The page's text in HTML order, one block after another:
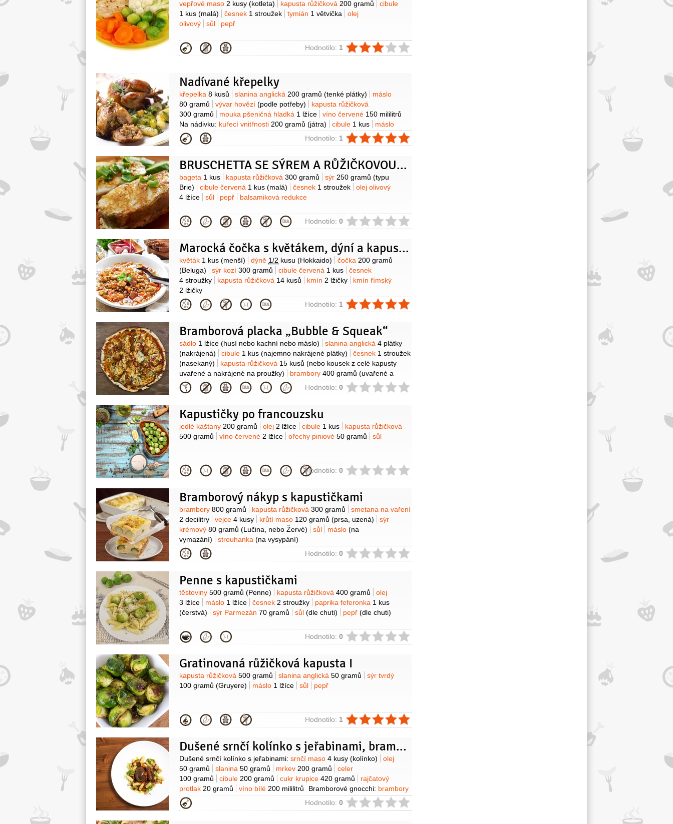
Suroviny
vepřové maso 2 kusy (kotleta) kapusta růžičková 200 gramů
cibule
1 kus (malá) česnek 1 stroužek tymián 1 větvička
olej
olivový
sůl pepř
Kategorie Hodnotilo: 1
Nadívané křepelky
Suroviny
křepelka 8 kusů slanina anglická 200 gramů (tenké plátky)
máslo
80 gramů
vývar hovězí (podle potřeby)
kapusta růžičková
300 gramů
mouka pšeničná hladká 1 lžíce víno červené 150 mililitrů
Na nádivku: kuřecí vnitřnosti 200 gramů (játra) cibule 1 kus
máslo
30 gramů
mléko
250 mililitrů
majoránka pepř černý(mletý) sůl
Kategorie Hodnotilo: 1
BRUSCHETTA SE SÝREM A RŮŽIČKOVOU KAPUSTOU
Suroviny
bageta 1 kus kapusta růžičková 300 gramů sýr 250 gramů (typu
Brie)
cibule červená 1 kus (malá) česnek 1 stroužek
olej olivový
4 lžíce
sůl pepř balsamiková redukce
Kategorie Hodnotilo: 0
Marocká čočka s květákem, dýní a kapustičkami
Suroviny
květák 1 kus (menší) dýně 1/2 kusu (Hokkaido) čočka 200 gramů
(Beluga)
sýr kozí 300 gramů cibule červená 1 kus
česnek
4 stroužky
kapusta růžičková 14 kusů kmín 2 lžičky
kmín římský
2 lžičky
Kategorie Hodnotilo: 1
Bramborová placka „Bubble & Squeak“
Suroviny
sádlo 1 lžíce (husí nebo kachní nebo máslo) slanina anglická 4 plátky
(nakrájená)
cibule 1 kus (najemno nakrájené plátky) česnek 1 stroužek
(nasekaný)
kapusta růžičková 15 kusů (nebo kousek z celé kapusty
uvařené a nakrájené na proužky)
brambory 400 gramů (uvařené a
rozmačkané)
Kategorie Hodnotilo: 0
Kapustičky po francouzsku
Suroviny
jedlé kaštany 200 gramů olej 2 lžíce cibule 1 kus
kapusta růžičková
500 gramů
víno červené 2 lžíce ořechy piniové 50 gramů sůl
Kategorie Hodnotilo: 0
Bramborový nákyp s kapustičkami
Suroviny
brambory 800 gramů kapusta růžičková 300 gramů
smetana na vaření
2 decilitry
vejce 4 kusy krůtí maso 120 gramů (prsa, uzená)
sýr
krémový 80 gramů (Lučina, nebo Žervé) sůl máslo (na
vymazání)
strouhanka (na vysypání)
Kategorie Hodnotilo: 0
Penne s kapustičkami
Suroviny
těstoviny 500 gramů (Penne) kapusta růžičková 400 gramů
olej
3 lžíce
máslo 1 lžíce česnek 2 stroužky paprika feferonka 1 kus
(čerstvá)
sýr Parmezán 70 gramů sůl (dle chuti) pepř (dle chuti)
Kategorie Hodnotilo: 0
Gratinovaná růžičková kapusta I
Suroviny
kapusta růžičková 500 gramů slanina anglická 50 gramů
sýr tvrdý
100 gramů (Gruyere) máslo 1 lžíce sůl pepř
Kategorie Hodnotilo: 1
Dušené srnčí kolínko s jeřabinami, bramborové gnocchi s petrželkou, růžičková kapusta a černý kořen
Suroviny
Dušené srnčí kolínko s jeřabinami: srnčí maso 4 kusy (kolínko)
olej
50 gramů
slanina 50 gramů mrkev 200 gramů
celer
100 gramů
cibule 200 gramů cukr krupice 420 gramů
rajčatový
protlak 20 gramů víno bílé 200 mililitrů Bramborové gnocchi: brambory
250 gramů
50 gramů
moučka bramborová
(škrob)10 gramů sýr Parmezán10 gramů vejce1 kus
petrželka
Kategorie Hodnotilo: 0